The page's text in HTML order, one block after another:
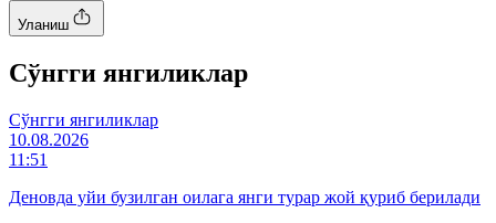
Уланиш
Cўнгги янгиликлар
Cўнгги янгиликлар
10.08.2026
11:51
Деновда уйи бузилган оилага янги турар жой қуриб берилади